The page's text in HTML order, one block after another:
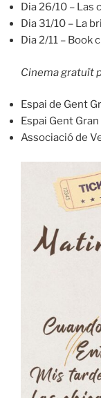
Dia 26/10 – Las
Dia 31/10 – La
Dia 2/11 – Book
Cinema gratuït
Espai de Gent
Espai Gent
Associació de